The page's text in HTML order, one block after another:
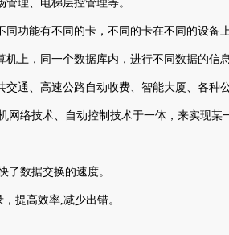
管理、电梯层控管理等。
功能有不同的卡，不同的卡在不同的设备
上，同一个数据库内，进行不同数据的信
通、高速公路自动收费、智能大厦、各种
网络技术、自动控制技术于一体，来实现某
了数据交换的速度。
，提高效率,减少出错。